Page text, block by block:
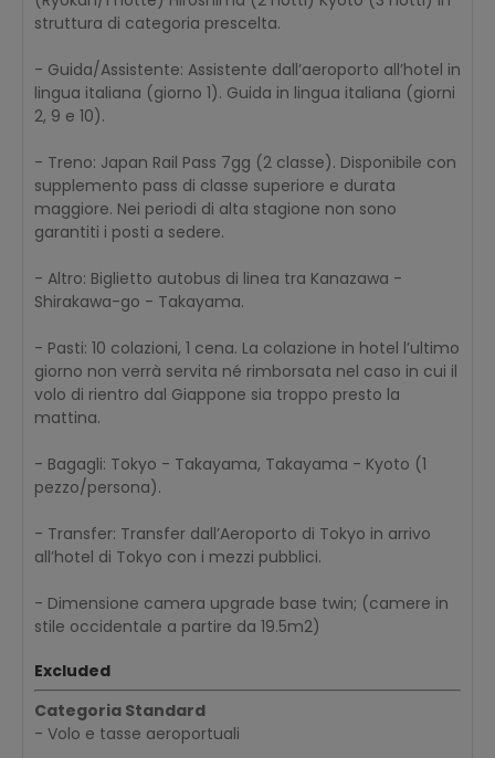
struttura di categoria prescelta.
- Guida/Assistente: Assistente dall’aeroporto all’hotel in
lingua italiana (giorno 1). Guida in lingua italiana (giorni
2, 9 e 10).
- Treno: Japan Rail Pass 7gg (2 classe). Disponibile con
supplemento pass di classe superiore e durata
maggiore. Nei periodi di alta stagione non sono
garantiti i posti a sedere.
- Altro: Biglietto autobus di linea tra Kanazawa -
Shirakawa-go - Takayama.
- Pasti: 10 colazioni, 1 cena. La colazione in hotel l’ultimo
giorno non verrà servita né rimborsata nel caso in cui il
volo di rientro dal Giappone sia troppo presto la
mattina.
- Bagagli: Tokyo - Takayama, Takayama - Kyoto (1
pezzo/persona).
- Transfer: Transfer dall’Aeroporto di Tokyo in arrivo
all’hotel di Tokyo con i mezzi pubblici.
- Dimensione camera upgrade base twin; (camere in
stile occidentale a partire da 19.5m2)
Excluded
Categoria Standard
- Volo e tasse aeroportuali